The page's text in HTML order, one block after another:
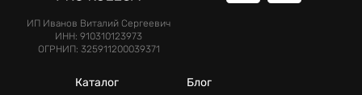
ИП Иванов Виталий Сергеевич
ИНН: 910310123973
ОГРНИП: 325911200039371
Каталог
Блог